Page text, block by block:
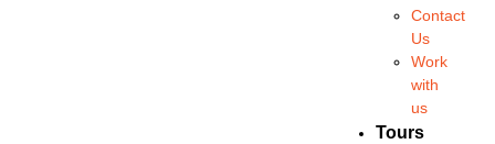
Contact
Us
Work
with
us
Tours